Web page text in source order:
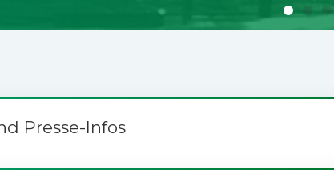
Presse-Infos